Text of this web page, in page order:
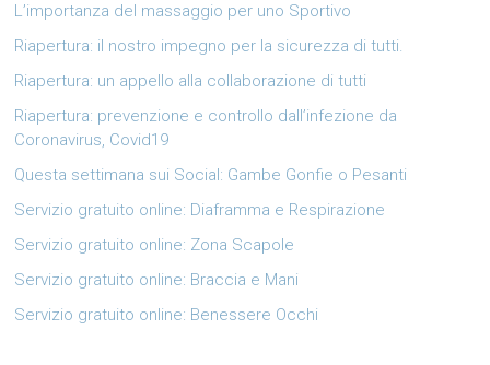
L’importanza del massaggio per uno Sportivo
Riapertura: il nostro impegno per la sicurezza di tutti.
Riapertura: un appello alla collaborazione di tutti
Riapertura: prevenzione e controllo dall’infezione da
Coronavirus, Covid19
Questa settimana sui Social: Gambe Gonfie o Pesanti
Servizio gratuito online: Diaframma e Respirazione
Servizio gratuito online: Zona Scapole
Servizio gratuito online: Braccia e Mani
Servizio gratuito online: Benessere Occhi